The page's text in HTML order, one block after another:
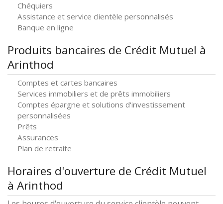
Chéquiers
Assistance et service clientèle personnalisés
Banque en ligne
Produits bancaires de Crédit Mutuel à
Arinthod
Comptes et cartes bancaires
Services immobiliers et de prêts immobiliers
Comptes épargne et solutions d'investissement
personnalisées
Prêts
Assurances
Plan de retraite
Horaires d'ouverture de Crédit Mutuel
à Arinthod